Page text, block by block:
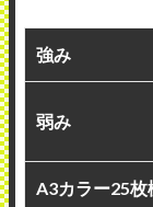
強み
弱み
A3カラー25枚